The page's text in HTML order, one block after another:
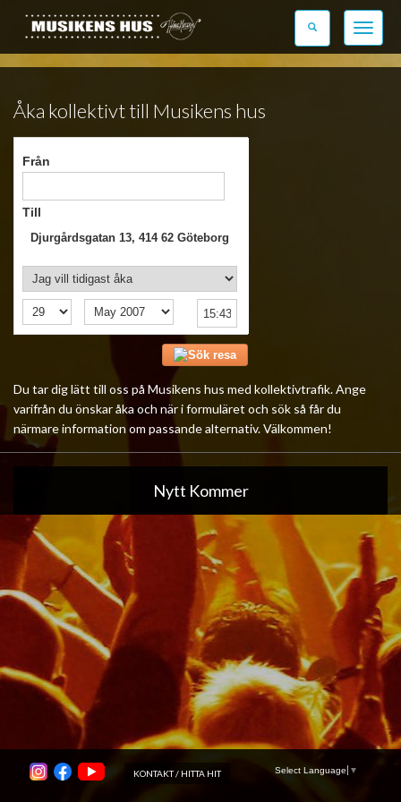
Toggle
Åka kollektivt till Musikens hus
Från
Till
Djurgårdsgatan 13, 414 62 Göteborg
Sök resa
Du tar dig lätt till oss på Musikens hus med kollektivtrafik. Ange
varifrån du önskar åka och när i formuläret och sök så får du
närmare information om passande alternativ. Välkommen!
Nytt Kommer
KONTAKT / HITTA HIT Select Language ▼